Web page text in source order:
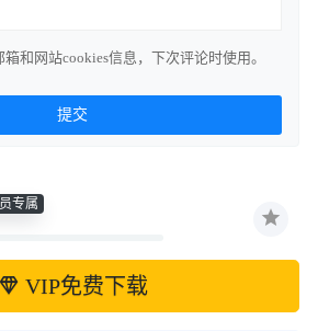
和网站cookies信息，下次评论时使用。
专属
VIP免费下载